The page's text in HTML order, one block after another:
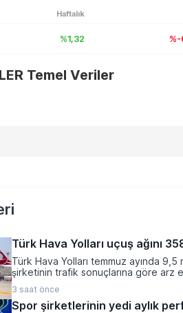
Haftalık
%1,32
Temel Veriler
Türk Hava Yolları uçuş ağını
Türk Hava Yolları temmuz ayında 9,5
şirketinin trafik sonuçlarına göre arz
gelişim kaydetti.
3 saat önce
Spor şirketlerinin yedi aylık